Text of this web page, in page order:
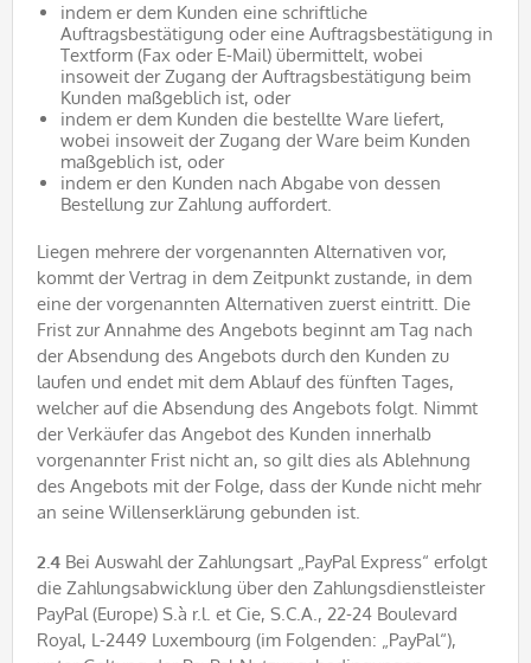
indem er dem Kunden eine schriftliche
Auftragsbestätigung oder eine Auftragsbestätigung in
Textform (Fax oder E-Mail) übermittelt, wobei
insoweit der Zugang der Auftragsbestätigung beim
Kunden maßgeblich ist, oder
indem er dem Kunden die bestellte Ware liefert,
wobei insoweit der Zugang der Ware beim Kunden
maßgeblich ist, oder
indem er den Kunden nach Abgabe von dessen
Bestellung zur Zahlung auffordert.
Liegen mehrere der vorgenannten Alternativen vor,
kommt der Vertrag in dem Zeitpunkt zustande, in dem
eine der vorgenannten Alternativen zuerst eintritt. Die
Frist zur Annahme des Angebots beginnt am Tag nach
der Absendung des Angebots durch den Kunden zu
laufen und endet mit dem Ablauf des fünften Tages,
welcher auf die Absendung des Angebots folgt. Nimmt
der Verkäufer das Angebot des Kunden innerhalb
vorgenannter Frist nicht an, so gilt dies als Ablehnung
des Angebots mit der Folge, dass der Kunde nicht mehr
an seine Willenserklärung gebunden ist.
2.4 Bei Auswahl der Zahlungsart „PayPal Express“ erfolgt
die Zahlungsabwicklung über den Zahlungsdienstleister
PayPal (Europe) S.à r.l. et Cie, S.C.A., 22-24 Boulevard
Royal, L-2449 Luxembourg (im Folgenden: „PayPal“),